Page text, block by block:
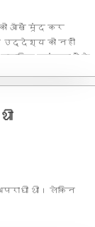
को आँखें मूंद कर
उद्देश्य को नहीं
परंपराओं के
थी। लेकिन